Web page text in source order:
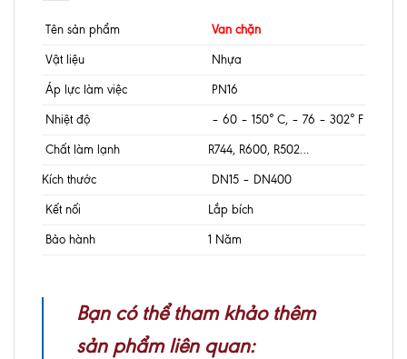
Tên sản phẩm
Van chặn
Vật liệu
Nhựa
Áp lực làm việc
PN16
Nhiệt độ
– 60 – 150° C, – 76 – 302° F
Chất làm lạnh
R744, R600, R502…
Kích thước
DN15 – DN400
Kết nối
Lắp bích
Bảo hành
1 Năm
Bạn có thể tham khảo thêm
sản phẩm liên quan: